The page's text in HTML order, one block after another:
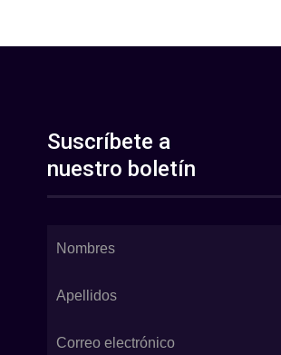
Suscríbete a
nuestro boletín